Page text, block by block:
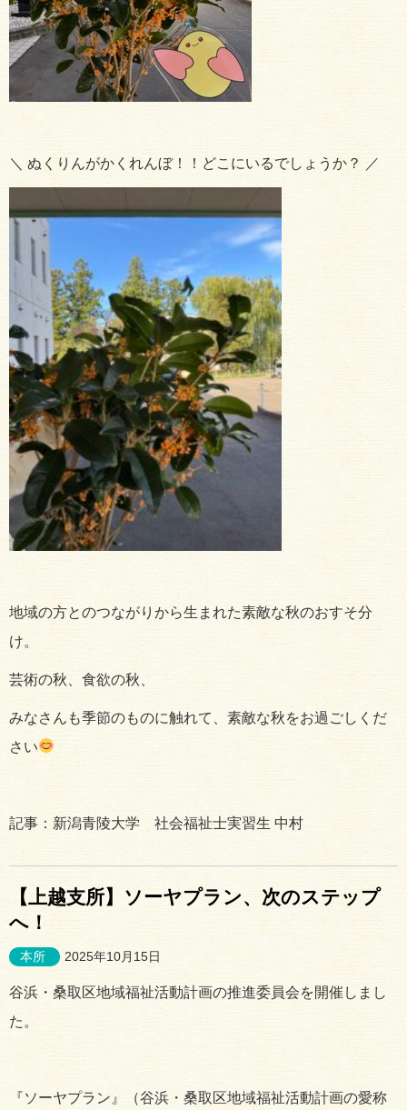
＼ ぬくりんがかくれんぼ！！どこにいるでしょうか？ ／
地域の方とのつながりから生まれた素敵な秋のおすそ分
け。
芸術の秋、食欲の秋、
みなさんも季節のものに触れて、素敵な秋をお過ごしくだ
さい
記事：新潟青陵大学 社会福祉士実習生 中村
【上越支所】ソーヤプラン、次のステップ
へ！
本所 2025年10月15日
谷浜・桑取区地域福祉活動計画の推進委員会を開催しまし
た。
『ソーヤプラン』（谷浜・桑取区地域福祉活動計画の愛称